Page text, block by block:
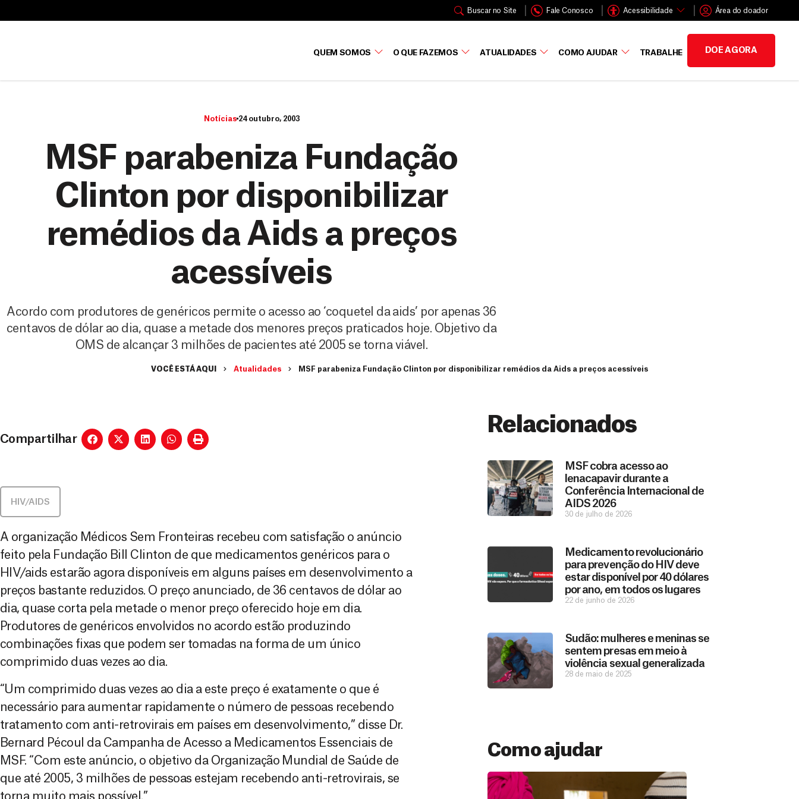
Buscar no Site Fale Conosco Acessibilidade Área do doador
QUEM SOMOS O QUE FAZEMOS ATUALIDADES COMO AJUDAR TRABALHE DOE AGORA
c
Notícias 24 outubro, 2003
MSF parabeniza Fundação
Clinton por disponibilizar
remédios da Aids a preços
acessíveis
Acordo com produtores de genéricos permite o acesso ao ‘coquetel da aids’ por apenas 36
centavos de dólar ao dia, quase a metade dos menores preços praticados hoje. Objetivo da
OMS de alcançar 3 milhões de pacientes até 2005 se torna viável.
VOCÊ ESTÁ AQUI Atualidades MSF parabeniza Fundação Clinton por disponibilizar remédios da Aids a preços acessíveis
Compartilhar
HIV/AIDS
A organização Médicos Sem Fronteiras recebeu com satisfação o anúncio
feito pela Fundação Bill Clinton de que medicamentos genéricos para o
HIV/aids estarão agora disponíveis em alguns países em desenvolvimento a
preços bastante reduzidos. O preço anunciado, de 36 centavos de dólar ao
dia, quase corta pela metade o menor preço oferecido hoje em dia.
Produtores de genéricos envolvidos no acordo estão produzindo
combinações fixas que podem ser tomadas na forma de um único
comprimido duas vezes ao dia.
“Um comprimido duas vezes ao dia a este preço é exatamente o que é
necessário para aumentar rapidamente o número de pessoas recebendo
tratamento com anti-retrovirais em países em desenvolvimento,” disse Dr.
Bernard Pécoul da Campanha de Acesso a Medicamentos Essenciais de
MSF. “Com este anúncio, o objetivo da Organização Mundial de Saúde de
que até 2005, 3 milhões de pessoas estejam recebendo anti-retrovirais, se
torna muito mais possível.”
Relacionados
MSF cobra acesso ao
lenacapavir durante a
Conferência Internacional de
AIDS 2026
30 de julho de 2026
Medicamento revolucionário
para prevenção do HIV deve
estar disponível por 40 dólares
por ano, em todos os lugares
22 de junho de 2026
Sudão: mulheres e meninas se
sentem presas em meio à
violência sexual generalizada
28 de maio de 2025
Como ajudar
a